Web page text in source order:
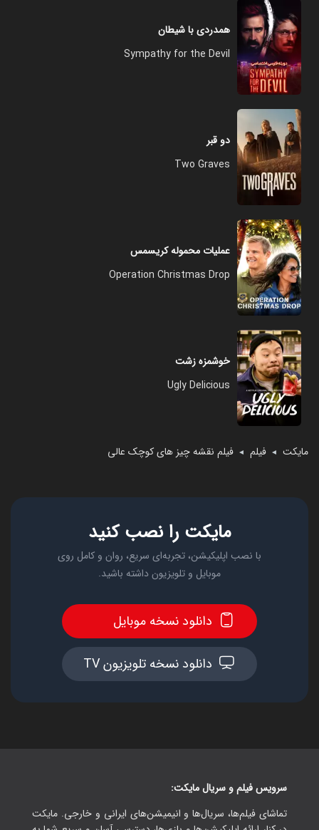
مایکت ◄ فیلم ◄ فیلم نقشه چیز های کوچک عالی
همدردی با شیطان
Sympathy for the Devil
دو قبر
Two Graves
عملیات محموله کریسمس
Operation Christmas Drop
خوشمزه زشت
Ugly Delicious
مایکت را نصب کنید
با نصب اپلیکیشن، تجربه‌ای سریع، روان و کامل روی
موبایل و تلویزیون داشته باشید.
دانلود نسخه موبایل
دانلود نسخه تلویزیون TV
سرویس فیلم و سریال مایکت:
تماشای فیلم‌ها، سریال‌ها و انیمیشن‌های ایرانی و خارجی. مایکت